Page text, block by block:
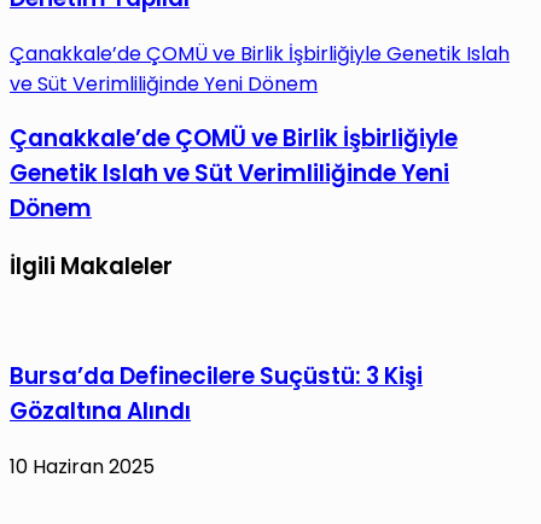
Çanakkale’de ÇOMÜ ve Birlik İşbirliğiyle Genetik Islah
ve Süt Verimliliğinde Yeni Dönem
Çanakkale’de ÇOMÜ ve Birlik İşbirliğiyle
Genetik Islah ve Süt Verimliliğinde Yeni
Dönem
İlgili Makaleler
Bursa’da Definecilere Suçüstü: 3 Kişi
Gözaltına Alındı
10 Haziran 2025